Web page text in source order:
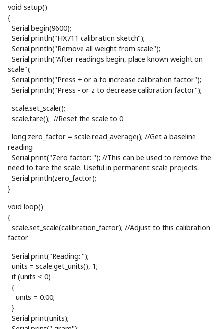
void setup()
{
Serial.begin(9600);
Serial.println("HX711 calibration sketch");
Serial.println("Remove all weight from scale");
Serial.println("After readings begin, place known weight on
scale");
Serial.println("Press + or a to increase calibration factor");
Serial.println("Press - or z to decrease calibration factor");
scale.set_scale();
scale.tare(); //Reset the scale to 0
long zero_factor = scale.read_average(); //Get a baseline
reading
Serial.print("Zero factor: "); //This can be used to remove the
need to tare the scale. Useful in permanent scale projects.
Serial.println(zero_factor);
}
void loop()
{
scale.set_scale(calibration_factor); //Adjust to this calibration
factor
Serial.print("Reading: ");
units = scale.get_units(), 1;
if (units < 0)
{
units = 0.00;
}
Serial.print(units);